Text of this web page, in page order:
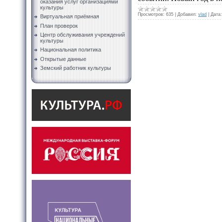
оказания услуг организациями
культуры
Виртуальная приёмная
План проверок
Центр обслуживания учреждений
культуры
Национальная политика
Открытые данные
Земский работник культуры
Просмотров: 635 Добавил: vlad Дата: